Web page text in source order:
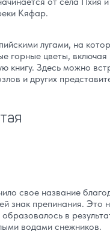
Кяфар.
лугами, на
горные цветы, включая
книгу. Здесь можно
и других
свое название
знак препинания. Это
в
водами снежников.